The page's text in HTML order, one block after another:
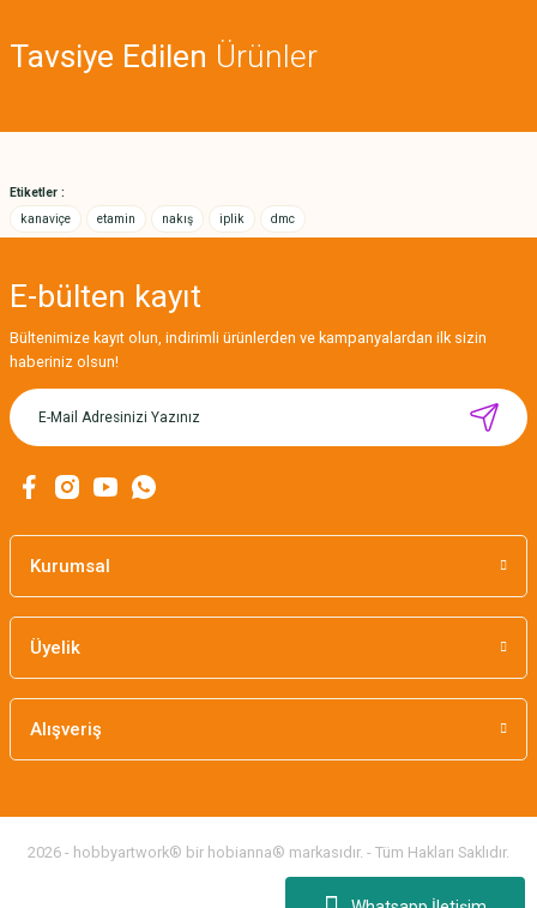
Ürün açıklamasında eksik bilgiler bulunuyor.
Tavsiye Edilen Ürünler
MIKNATISLI İĞNE TUTUCU-BAHAR
Etiketler :
kanaviçe
etamin nakış iplik dmc
E-bülten kayıt
Bültenimize kayıt olun, indirimli ürünlerden ve kampanyalardan ilk sizin
haberiniz olsun!
Kurumsal
Üyelik
Alışveriş
2026 - hobbyartwork® bir hobianna® markasıdır. - Tüm Hakları Saklıdır.